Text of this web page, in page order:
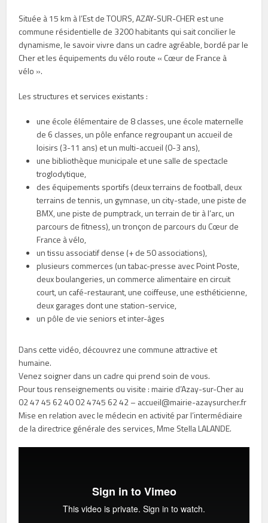
Située à 15 km à l’Est de TOURS, AZAY-SUR-CHER est une
commune résidentielle de 3200 habitants qui sait concilier le
dynamisme, le savoir vivre dans un cadre agréable, bordé par le
Cher et les équipements du vélo route « Cœur de France à
vélo ».
Les structures et services existants :
une école élémentaire de 8 classes, une école maternelle
de 6 classes, un pôle enfance regroupant un accueil de
loisirs (3-11 ans) et un multi-accueil (0-3 ans),
une bibliothèque municipale et une salle de spectacle
troglodytique,
des équipements sportifs (deux terrains de football, deux
terrains de tennis, un gymnase, un city-stade, une piste de
BMX, une piste de pumptrack, un terrain de tir à l’arc, un
parcours de fitness), un tronçon de parcours du Cœur de
France à vélo,
un tissu associatif dense (+ de 50 associations),
plusieurs commerces (un tabac-presse avec Point Poste,
deux boulangeries, un commerce alimentaire en circuit
court, un café-restaurant, une coiffeuse, une esthéticienne,
deux garages dont une station-service,
un pôle de vie seniors et inter-âges
Dans cette vidéo, découvrez une commune attractive et
humaine.
Venez soigner dans un cadre qui prend soin de vous.
Pour tous renseignements ou visite : mairie d’Azay-sur-Cher au
02 47 45 62 40 02 4745 62 42 – accueil@mairie-azaysurcher.fr
Mise en relation avec le médecin en activité par l’intermédiaire
de la directrice générale des services, Mme Stella LALANDE.